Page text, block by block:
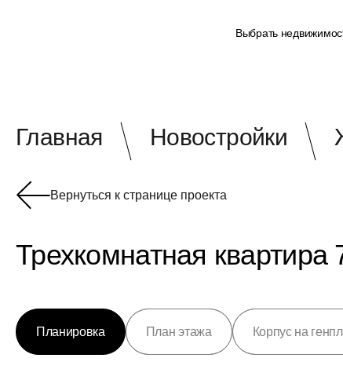
Выбрать
Главная Новостройки
Вернуться к странице проекта
Трехкомнатная
Планировка План этажа Корпус на